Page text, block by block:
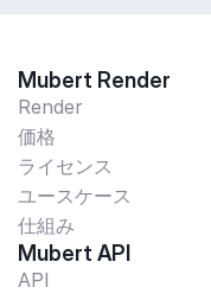
Mubert Render
Render
価格
ライセンス
ユースケース
仕組み
Mubert API
API